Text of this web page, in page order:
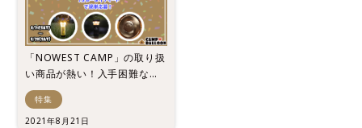
「NOWEST CAMP」の取り扱
い商品が熱い！入手困難な商
品プレゼントキャンペーン開
催！
特集
2021年8月21日